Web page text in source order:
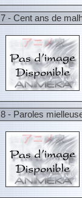
7 - Cent ans de
8 - Paroles